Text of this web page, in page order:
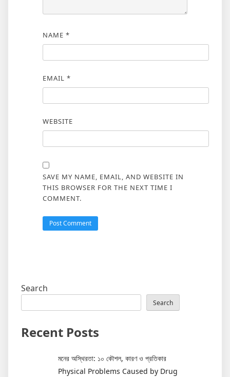
NAME *
EMAIL *
WEBSITE
SAVE MY NAME, EMAIL, AND WEBSITE IN
THIS BROWSER FOR THE NEXT TIME I
COMMENT.
Search
Search
Recent Posts
মনের অস্থিরতা: ১০ কৌশল, কারণ ও প্রতিকার
Physical Problems Caused by Drug